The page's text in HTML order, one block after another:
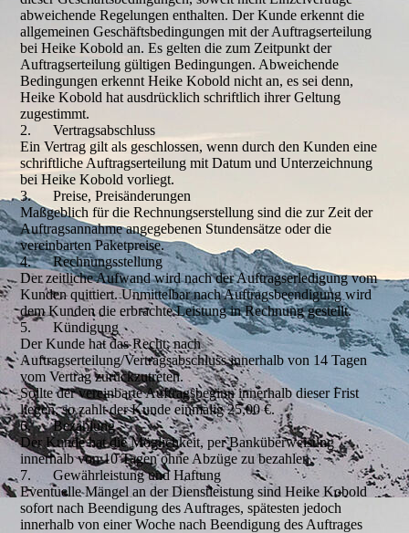
abweichende Regelungen enthalten. Der Kunde erkennt die
allgemeinen Geschäftsbedingungen mit der Auftragserteilung
bei Heike Kobold an. Es gelten die zum Zeitpunkt der
Auftragserteilung gültigen Bedingungen. Abweichende
Bedingungen erkennt Heike Kobold nicht an, es sei denn,
Heike Kobold hat ausdrücklich schriftlich ihrer Geltung
zugestimmt.
2. Vertragsabschluss
Ein Vertrag gilt als geschlossen, wenn durch den Kunden eine
schriftliche Auftragserteilung mit Datum und Unterzeichnung
bei Heike Kobold vorliegt.
3. Preise, Preisänderungen
Maßgeblich für die Rechnungserstellung sind die zur Zeit der
Auftragsannahme angegebenen Stundensätze oder die
vereinbarten Paketpreise.
4. Rechnungsstellung
Der zeitliche Aufwand wird nach der Auftragserledigung vom
Kunden quittiert. Unmittelbar nach Auftragsbeendigung wird
dem Kunden die erbrachte Leistung in Rechnung gestellt.
5. Kündigung
Der Kunde hat das Recht, nach
Auftragserteilung/Vertragsabschluss innerhalb von 14 Tagen
vom Vertrag zurückzutreten.
Sollte der vereinbarte Auftragsbeginn innerhalb dieser Frist
liegen, so zahlt der Kunde einmalig 25,00 €.
6. Bezahlung
Der Kunde hat die Möglichkeit, per Banküberweisung
innerhalb von 10 Tagen ohne Abzüge zu bezahlen.
7. Gewährleistung und Haftung
Eventuelle Mängel an der Dienstleistung sind Heike Kobold
sofort nach Beendigung des Auftrages, spätesten jedoch
innerhalb von einer Woche nach Beendigung des Auftrages